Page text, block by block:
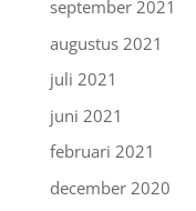
september 2021
augustus 2021
juli 2021
juni 2021
februari 2021
december 2020